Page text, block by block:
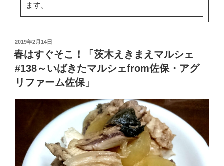
ます。
投
稿
日:
2019年2月14日
春はすぐそこ！「茨木えきまえマルシェ
#138～いばきたマルシェfrom佐保・アグ
リファーム佐保」